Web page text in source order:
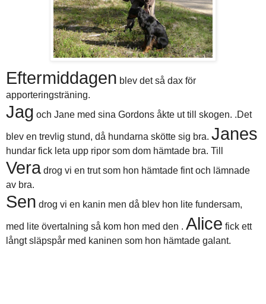
Eftermiddagen blev det så dax för
apporteringsträning.
Jag och Jane med sina Gordons åkte ut till skogen. .Det
blev en trevlig stund, då hundarna skötte sig bra. Janes
hundar fick leta upp ripor som dom hämtade bra. Till
Vera drog vi en trut som hon hämtade fint och lämnade
av bra.
Sen drog vi en kanin men då blev hon lite fundersam,
med lite övertalning så kom hon med den . Alice fick ett
långt släpspår med kaninen som hon hämtade galant.